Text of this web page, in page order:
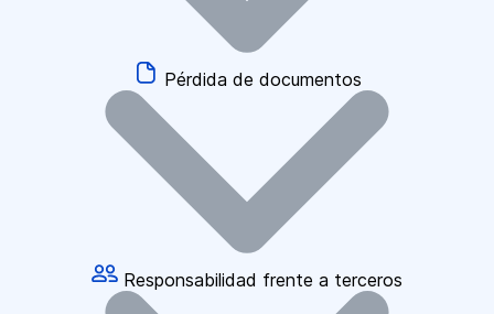
Pérdida de documentos
Responsabilidad frente a terceros